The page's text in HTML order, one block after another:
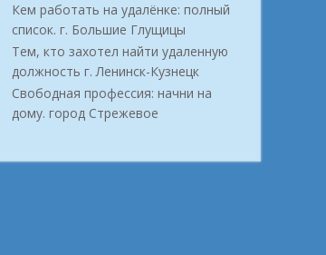
Кем работать на удалёнке: полный
список. г. Большие Глущицы
Тем, кто захотел найти удаленную
должность г. Ленинск-Кузнецк
Свободная профессия: начни на
дому. город Стрежевое